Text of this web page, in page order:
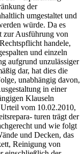
der
umgestaltet und
würde. Da es
zur Ausführung von
handele,
und einzeln
aufgrund unzulässiger
dar, hat dies die
unabhängig davon,
in einer
Klauseln
vom 10.02.2010,
turen trägt der
und wie folgt
und Decken, das
Reinigung von